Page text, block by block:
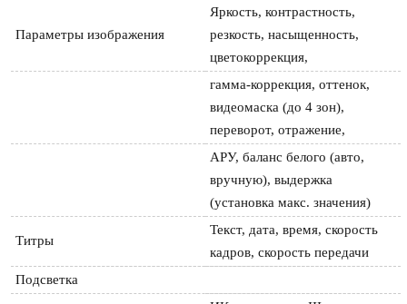
Параметры изображения
Яркость, контрастность,
резкость, насыщенность,
цветокоррекция,
гамма-коррекция, оттенок,
видеомаска (до 4 зон),
переворот, отражение,
АРУ, баланс белого (авто,
вручную), выдержка
(установка макс. значения)
Титры
Текст, дата, время, скорость
кадров, скорость передачи
Подсветка